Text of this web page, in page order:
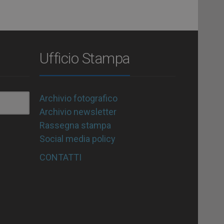
Ufficio Stampa
Archivio fotografico
Archivio newsletter
Rassegna stampa
Social media policy
CONTATTI